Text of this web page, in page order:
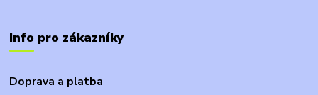
Info pro zákazníky
Doprava a platba